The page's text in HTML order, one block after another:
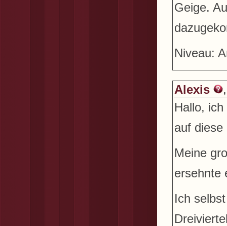
Geige.
Niveau:
Alexis
Hallo,
auf
Meine
ersehnte
Ich